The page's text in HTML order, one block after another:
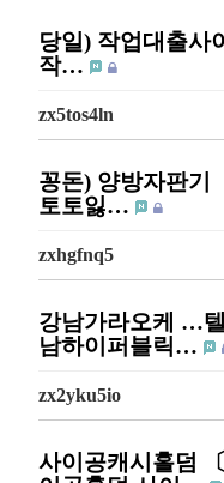
당일) 작업대출사
작…
zx5tos4ln
꽁돈) 양방자판기
토토잃…
zxhgfnq5
강남가라오케 …
남하이퍼블릭…
zx2yku5io
사이공캐시홀덤